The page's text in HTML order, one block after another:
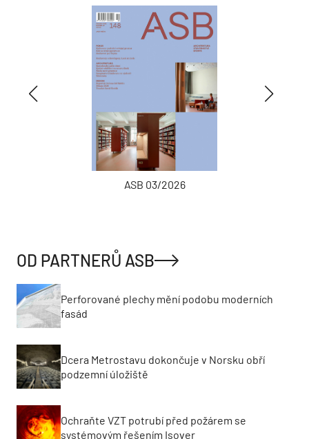
ASB 03/2026
OD PARTNERŮ ASB
Perforované plechy mění podobu moderních
fasád
Dcera Metrostavu dokončuje v Norsku obří
podzemní úložiště
Ochraňte VZT potrubí před požárem se
systémovým řešením Isover